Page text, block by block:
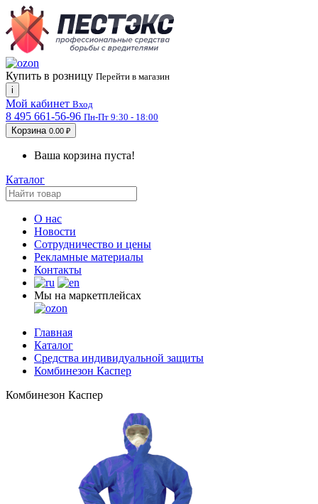
Купить в розницу Перейти в магазин
i
Мой кабинет Вход
8 495 661-56-96 Пн-Пт 9:30 - 18:00
Корзина 0.00 ₽
Ваша корзина пуста!
Каталог
О нас
Новости
Сотрудничество и цены
Рекламные материалы
Контакты
Мы на маркетплейсах
Главная
Каталог
Средства индивидуальной защиты
Комбинезон Каспер
Комбинезон Каспер